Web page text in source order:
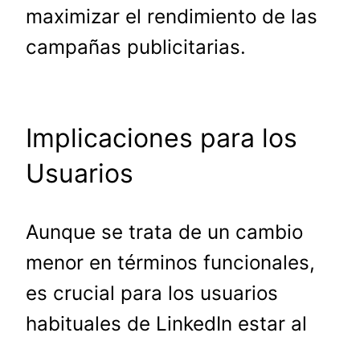
maximizar el rendimiento de las
campañas publicitarias.
Implicaciones para los
Usuarios
Aunque se trata de un cambio
menor en términos funcionales,
es crucial para los usuarios
habituales de LinkedIn estar al